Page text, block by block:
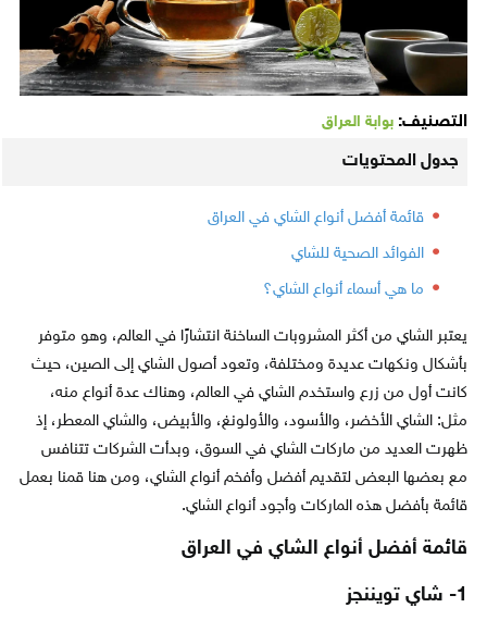
التصنيف: بوابة العراق
جدول المحتويات
قائمة أفضل أنواع الشاي في العراق
الفوائد الصحية للشاي
ما هي أسماء أنواع الشاي؟
يعتبر الشاي من أكثر المشروبات الساخنة انتشارًا في العالم، وهو متوفر
بأشكال ونكهات عديدة ومختلفة، وتعود أصول الشاي إلى الصين، حيث
كانت أول من زرع واستخدم الشاي في العالم، وهناك عدة أنواع منه،
مثل: الشاي الأخضر، والأسود، والأولونغ، والأبيض، والشاي المعطر، إذ
ظهرت العديد من ماركات الشاي في السوق، وبدأت الشركات تتنافس
مع بعضها البعض لتقديم أفضل وأفخم أنواع الشاي، ومن هنا قمنا بعمل
قائمة بأفضل هذه الماركات وأجود أنواع الشاي.
قائمة أفضل أنواع الشاي في العراق
1- شاي تويننجز